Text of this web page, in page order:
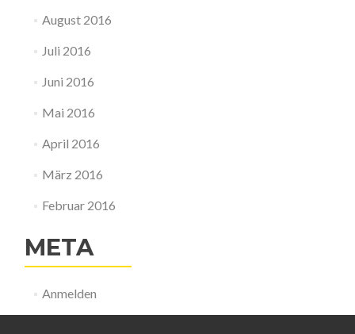
August 2016
Juli 2016
Juni 2016
Mai 2016
April 2016
März 2016
Februar 2016
META
Anmelden